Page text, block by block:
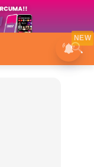
NEW